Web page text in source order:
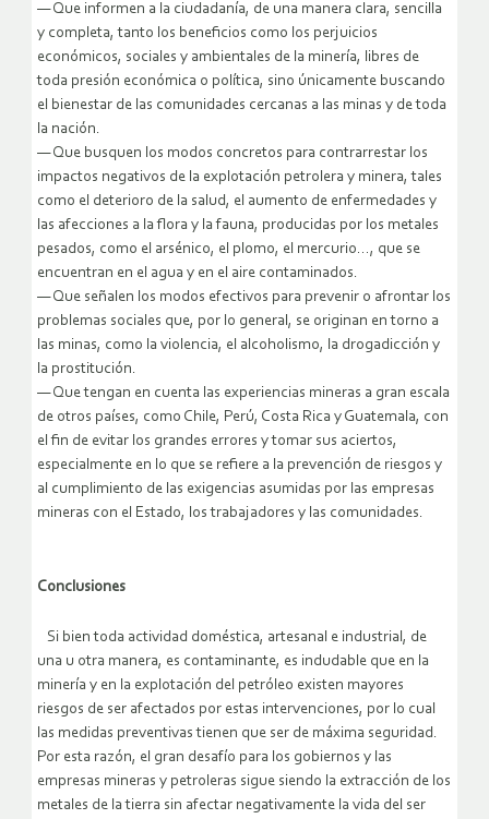
— Que informen a la ciudadanía, de una manera clara, sencilla
y completa, tanto los beneficios como los perjuicios
económicos, sociales y ambientales de la minería, libres de
toda presión económica o política, sino únicamente buscando
el bienestar de las comunidades cercanas a las minas y de toda
la nación.
— Que busquen los modos concretos para contrarrestar los
impactos negativos de la explotación petrolera y minera, tales
como el deterioro de la salud, el aumento de enfermedades y
las afecciones a la flora y la fauna, producidas por los metales
pesados, como el arsénico, el plomo, el mercurio…, que se
encuentran en el agua y en el aire contaminados.
— Que señalen los modos efectivos para prevenir o afrontar los
problemas sociales que, por lo general, se originan en torno a
las minas, como la violencia, el alcoholismo, la drogadicción y
la prostitución.
— Que tengan en cuenta las experiencias mineras a gran escala
de otros países, como Chile, Perú, Costa Rica y Guatemala, con
el fin de evitar los grandes errores y tomar sus aciertos,
especialmente en lo que se refiere a la prevención de riesgos y
al cumplimiento de las exigencias asumidas por las empresas
mineras con el Estado, los trabajadores y las comunidades.
Conclusiones
Si bien toda actividad doméstica, artesanal e industrial, de
una u otra manera, es contaminante, es indudable que en la
minería y en la explotación del petróleo existen mayores
riesgos de ser afectados por estas intervenciones, por lo cual
las medidas preventivas tienen que ser de máxima seguridad.
Por esta razón, el gran desafío para los gobiernos y las
empresas mineras y petroleras sigue siendo la extracción de los
metales de la tierra sin afectar negativamente la vida del ser